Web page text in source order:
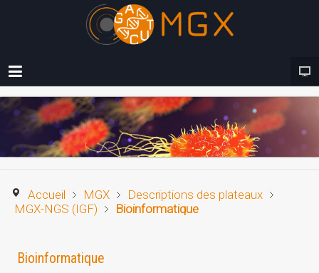
Accueil MGX
Descriptions des plateaux
MGX-NGS (IGF)
Bioinformatique
Bioinformatique